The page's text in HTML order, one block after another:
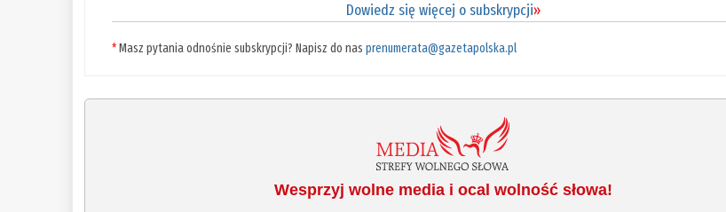
Dowiedz się więcej o subskrypcji»
*Masz pytania odnośnie subskrypcji? Napisz do nasprenumerata@gazetapolska.pl
Wesprzyj wolne media i ocal wolność słowa!